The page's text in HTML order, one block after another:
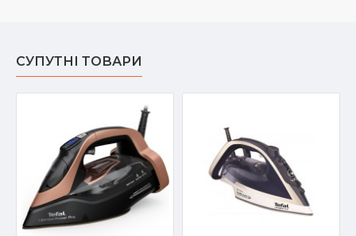
СУПУТНІ ТОВАРИ